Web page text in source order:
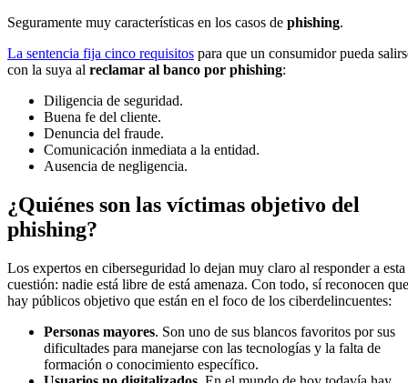
Seguramente muy características en los casos de phishing.
La sentencia fija cinco requisitos para que un consumidor pueda
con la suya al reclamar al banco por phishing:
Diligencia de seguridad.
Buena fe del cliente.
Denuncia del fraude.
Comunicación inmediata a la entidad.
Ausencia de negligencia.
¿Quiénes son las víctimas objetivo del
phishing?
Los expertos en ciberseguridad lo dejan muy claro al responder a esta
cuestión: nadie está libre de está amenaza. Con todo, sí reconocen que
hay públicos objetivo que están en el foco de los ciberdelincuentes:
Personas mayores. Son uno de sus blancos favoritos por sus
dificultades para manejarse con las tecnologías y la falta de
formación o conocimiento específico.